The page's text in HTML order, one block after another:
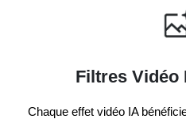
Filtres Vidéo
Chaque effet vidéo IA